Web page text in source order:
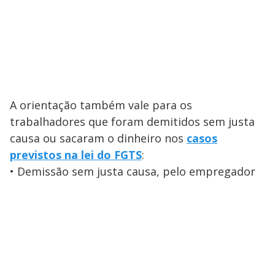
A orientação também vale para os
trabalhadores que foram demitidos sem justa
causa ou sacaram o dinheiro nos casos
previstos na lei do FGTS:
• Demissão sem justa causa, pelo empregador